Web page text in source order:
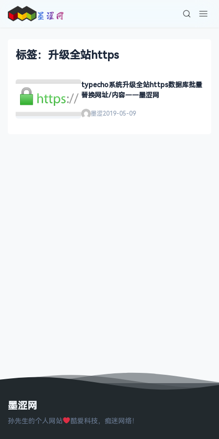
标签：升级全站https
typecho系统升级全站https数据库批量
替换网址/内容——墨涩网
墨涩2019-05-09
墨涩网
孙先生的个人网站 酷爱科技，痴迷网络！